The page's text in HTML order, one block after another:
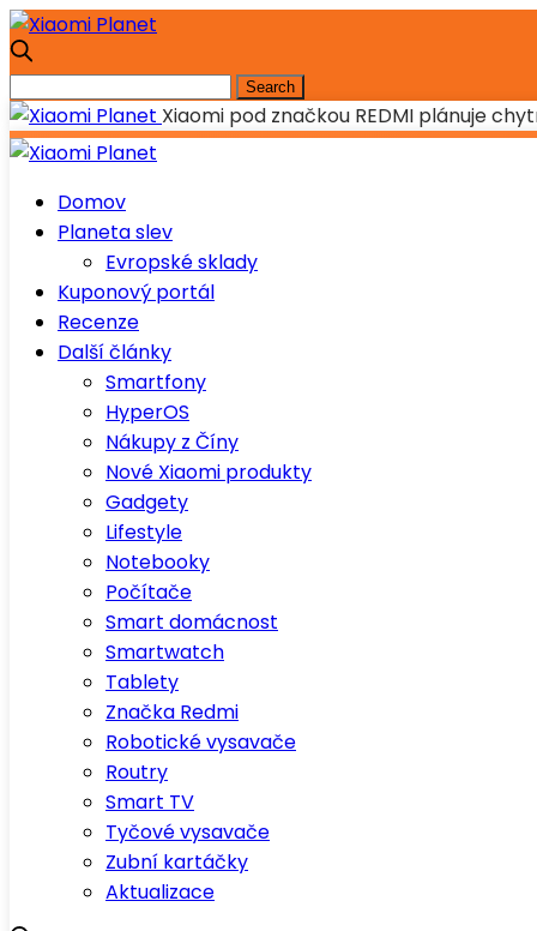
Xiaomi pod značkou REDMI plánuje
Domov
Planeta slev
Evropské sklady
Kuponový portál
Recenze
Další články
Smartfony
HyperOS
Nákupy z Číny
Nové Xiaomi produkty
Gadgety
Lifestyle
Notebooky
Počítače
Smart domácnost
Smartwatch
Tablety
Značka Redmi
Robotické vysavače
Routry
Smart TV
Tyčové vysavače
Zubní kartáčky
Aktualizace